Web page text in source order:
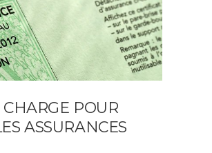
CHARGE POUR
ASSURANCES